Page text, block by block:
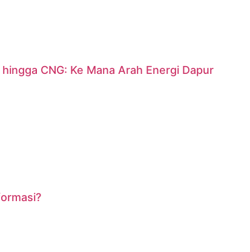
CNG: Ke Mana Arah Energi Dapur